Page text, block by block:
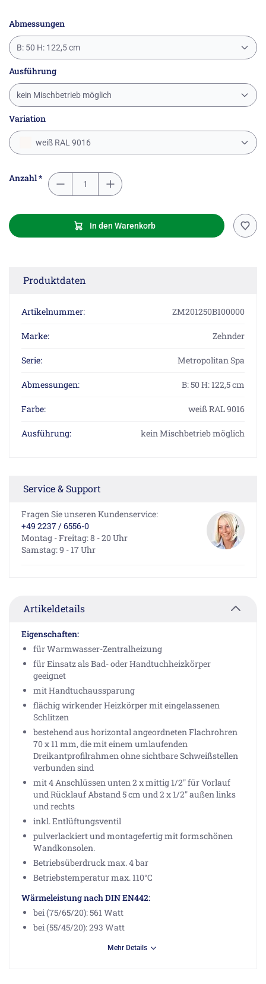
Abmessungen
B: 50 H: 122,5 cm
Ausführung
kein Mischbetrieb möglich
Variation
weiß RAL 9016
Anzahl *
In den Warenkorb
Produktdaten
Artikelnummer: ZM201250B100000
Marke: Zehnder
Serie: Metropolitan Spa
Abmessungen: B: 50 H: 122,5 cm
Farbe: weiß RAL 9016
Ausführung: kein Mischbetrieb möglich
Service & Support
Fragen Sie unseren Kundenservice:
+49 2237 / 6556-0
Montag - Freitag: 8 - 20 Uhr
Samstag: 9 - 17 Uhr
Artikeldetails
Eigenschaften:
für Warmwasser-Zentralheizung
für Einsatz als Bad- oder Handtuchheizkörper
geeignet
mit Handtuchaussparung
flächig wirkender Heizkörper mit eingelassenen
Schlitzen
bestehend aus horizontal angeordneten Flachrohren
70 x 11 mm, die mit einem umlaufenden
Dreikantprofilrahmen ohne sichtbare Schweißstellen
verbunden sind
mit 4 Anschlüssen unten 2 x mittig 1/2" für Vorlauf
und Rücklauf Abstand 5 cm und 2 x 1/2" außen links
und rechts
inkl. Entlüftungsventil
pulverlackiert und montagefertig mit formschönen
Wandkonsolen.
Betriebsüberdruck max. 4 bar
Betriebstemperatur max. 110°C
Wärmeleistung nach DIN EN442:
bei (75/65/20): 561 Watt
bei (55/45/20): 293 Watt
Mehr Details